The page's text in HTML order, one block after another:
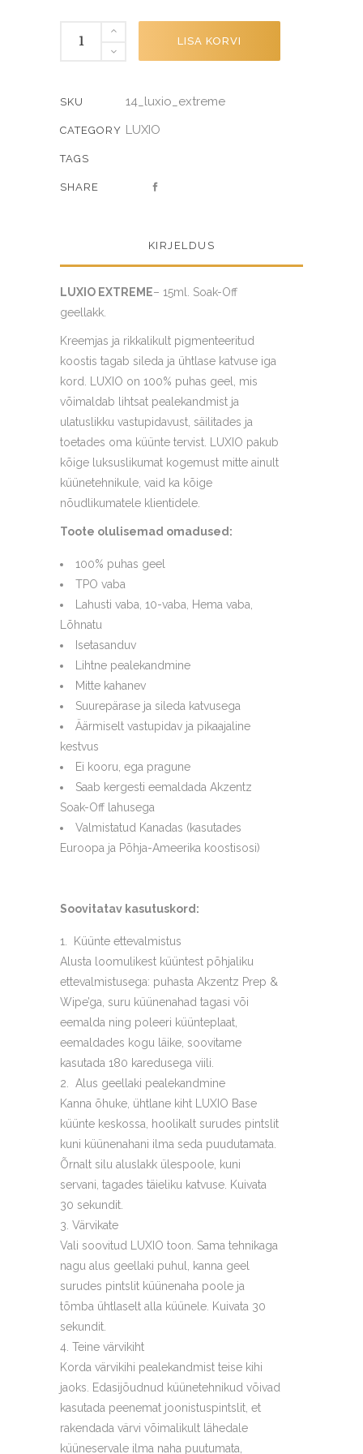
EXTREME
LISA KORVI
SKU 14_luxio_extreme
CATEGORY LUXIO
TAGS
SHARE
KIRJELDUS
LUXIO EXTREME– 15ml. Soak-Off
geellakk.
Kreemjas ja rikkalikult pigmenteeritud
koostis tagab sileda ja ühtlase katvuse iga
kord. LUXIO on 100% puhas geel, mis
võimaldab lihtsat pealekandmist ja
ulatuslikku vastupidavust, säilitades ja
toetades oma küünte tervist. LUXIO pakub
kõige luksuslikumat kogemust mitte ainult
küünetehnikule, vaid ka kõige
nõudlikumatele klientidele.
Toote olulisemad omadused:
100% puhas geel
TPO vaba
Lahusti vaba, 10-vaba, Hema vaba,
Lõhnatu
Isetasanduv
Lihtne pealekandmine
Mitte kahanev
Suurepärase ja sileda katvusega
Äärmiselt vastupidav ja pikaajaline
kestvus
Ei kooru, ega pragune
Saab kergesti eemaldada Akzentz
Soak-Off lahusega
Valmistatud Kanadas (kasutades
Euroopa ja Põhja-Ameerika koostisosi)
Soovitatav kasutuskord:
Küünte ettevalmistus
Alusta loomulikest küüntest põhjaliku
ettevalmistusega: puhasta Akzentz Prep &
Wipe’ga, suru küünenahad tagasi või
eemalda ning poleeri küünteplaat,
eemaldades kogu läike, soovitame
kasutada 180 karedusega viili.
Alus geellaki pealekandmine
Kanna õhuke, ühtlane kiht LUXIO Base
küünte keskossa, hoolikalt surudes pintslit
kuni küünenahani ilma seda puudutamata.
Õrnalt silu aluslakk ülespoole, kuni
servani, tagades täieliku katvuse. Kuivata
30 sekundit.
Värvikate
Vali soovitud LUXIO toon. Sama tehnikaga
nagu alus geellaki puhul, kanna geel
surudes pintslit küünenaha poole ja
tõmba ühtlaselt alla küünele. Kuivata 30
sekundit.
Teine värvikiht
Korda värvikihi pealekandmist teise kihi
jaoks. Edasijõudnud küünetehnikud võivad
kasutada peenemat joonistuspintslit, et
rakendada värvi võimalikult lähedale
küüneservale ilma naha puutumata,